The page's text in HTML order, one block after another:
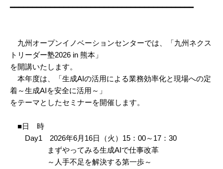
━━━━━━━━━━━━━━━━━━━━━━━━━━━━━━━━━━━━━━━━━
九州オープンイノベーションセンターでは、「九州ネクス
トリーダー塾2026 in 熊本」
を開講いたします。
本年度は、「生成AIの活用による業務効率化と現場への定
着～生成AIを安全に活用～」
をテーマとしたセミナーを開催します。
■日 時
Day1 2026年6月16日（火）15：00～17：30
まずやってみる生成AIで仕事改革
～人手不足を解決する第一歩～